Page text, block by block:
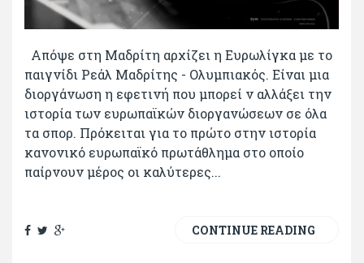
Απόψε στη Μαδρίτη αρχίζει η Ευρωλίγκα με το
παιγνίδι Ρεάλ Μαδρίτης - Ολυμπιακός. Είναι μια
διοργάνωση η εφετινή που μπορεί ν αλλάξει την
ιστορία των ευρωπαϊκών διοργανώσεων σε όλα
τα σπορ. Πρόκειται για το πρώτο στην ιστορία
κανονικό ευρωπαϊκό πρωτάθλημα στο οποίο
παίρνουν μέρος οι καλύτερες...
CONTINUE READING